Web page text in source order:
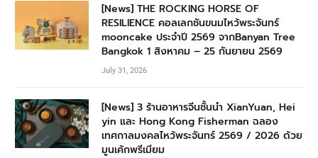
[News] THE ROCKING HORSE OF
RESILIENCE คอลเลกชันขนมไหว้พระจันทร์
mooncake ประจำปี 2569 จากBanyan Tree
Bangkok 1 สิงหาคม – 25 กันยายน 2569
July 31, 2026
[News] 3 ร้านอาหารจีนชั้นนำ XianYuan, Hei
yin และ Hong Kong Fisherman ฉลอง
เทศกาลมงคลไหว้พระจันทร์ 2569 / 2026 ด้วย
มูนเค้กพรีเมียม